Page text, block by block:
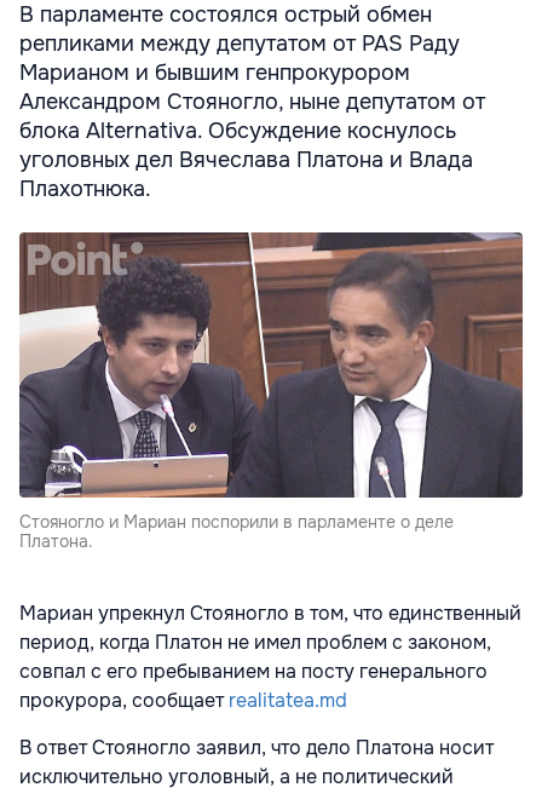
В парламенте состоялся острый обмен
репликами между депутатом от PAS Раду
Марианом и бывшим генпрокурором
Александром Стояногло, ныне депутатом от
блока Alternativa. Обсуждение коснулось
уголовных дел Вячеслава Платона и Влада
Плахотнюка.
Стояногло и Мариан поспорили в парламенте о деле
Платона.
Мариан упрекнул Стояногло в том, что единственный
период, когда Платон не имел проблем с законом,
совпал с его пребыванием на посту генерального
прокурора, сообщаетrealitatea.md
В ответ Стояногло заявил, что дело Платона носит
исключительно уголовный, а не политический